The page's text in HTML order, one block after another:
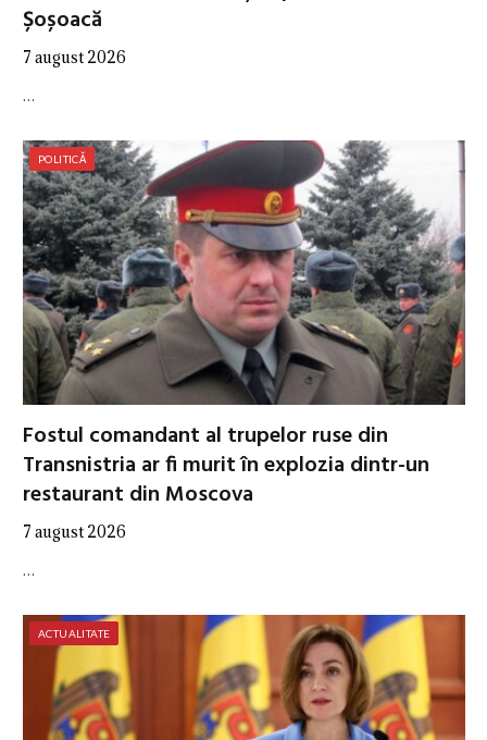
Șoșoacă
7 august 2026
…
POLITICĂ
Fostul comandant al trupelor ruse din
Transnistria ar fi murit în explozia dintr-un
restaurant din Moscova
7 august 2026
…
ACTUALITATE